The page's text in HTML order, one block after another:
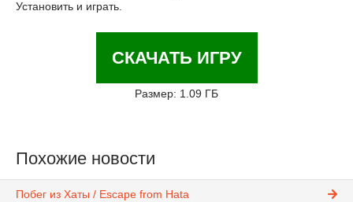
Установить и играть.
СКАЧАТЬ ИГРУ
Размер: 1.09 ГБ
Похожие новости
Побег из Хаты / Escape from Hata